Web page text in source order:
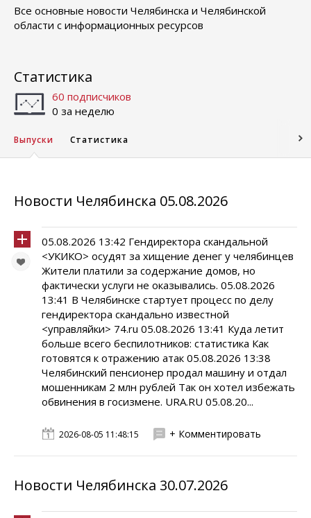
Все основные новости Челябинска и Челябинской
области с информационных ресурсов
Статистика
60 подписчиков
0 за неделю
Выпуски Статистика
Новости Челябинска 05.08.2026
05.08.2026 13:42 Гендиректора скандальной
<УКИКО> осудят за хищение денег у челябинцев
Жители платили за содержание домов, но
фактически услуги не оказывались. 05.08.2026
13:41 В Челябинске стартует процесс по делу
гендиректора скандально известной
<управляйки> 74.ru 05.08.2026 13:41 Куда летит
больше всего беспилотников: статистика Как
готовятся к отражению атак 05.08.2026 13:38
Челябинский пенсионер продал машину и отдал
мошенникам 2 млн рублей Так он хотел избежать
обвинения в госизмене. URA.RU 05.08.20...
2026-08-05 11:48:15 + Комментировать
Новости Челябинска 30.07.2026